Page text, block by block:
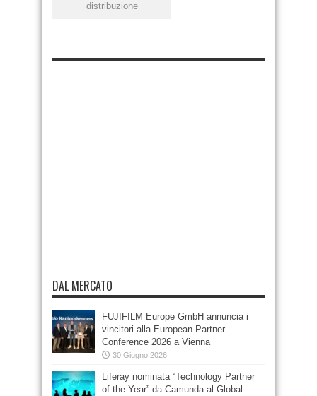
distribuzione
DAL MERCATO
FUJIFILM Europe GmbH annuncia i
vincitori alla European Partner
Conference 2026 a Vienna
30 Giugno 2026
Liferay nominata “Technology Partner
of the Year” da Camunda al Global